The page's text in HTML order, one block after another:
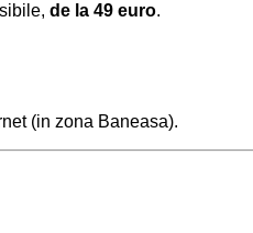
de la 49 euro.
(in zona Baneasa).